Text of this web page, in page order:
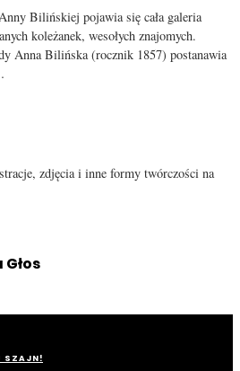
Bilińskiej pojawia się cała galeria
koleżanek, wesołych znajomych.
Anna Bilińska (rocznik 1857) postanawia
zdjęcia i inne formy twórczości na
SZAJN!